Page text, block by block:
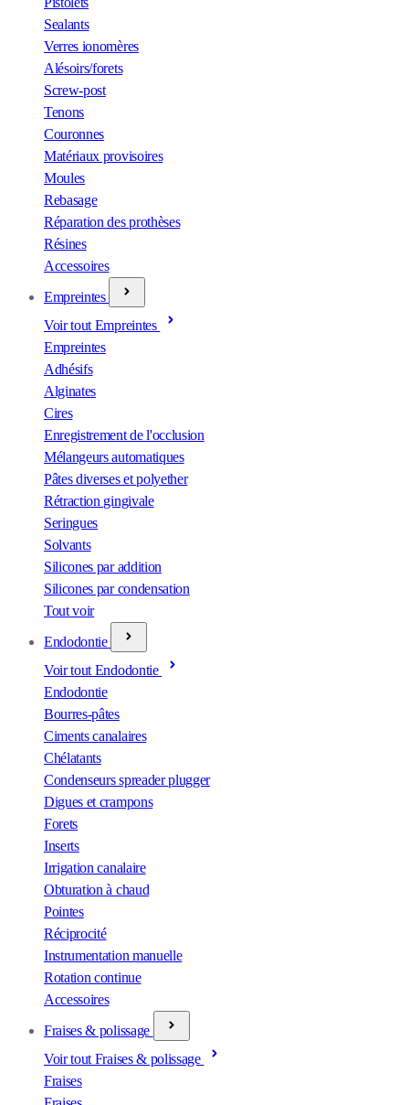
Sealants
Verres ionomères
Alésoirs/forets
Screw-post
Tenons
Couronnes
Matériaux provisoires
Moules
Rebasage
Réparation des prothèses
Résines
Accessoires
Empreintes
Voir tout Empreintes
Empreintes
Adhésifs
Alginates
Cires
Enregistrement de l'occlusion
Mélangeurs automatiques
Pâtes diverses et polyether
Rétraction gingivale
Seringues
Solvants
Silicones par addition
Silicones par condensation
Tout voir
Endodontie
Voir tout Endodontie
Endodontie
Bourres-pâtes
Ciments canalaires
Chélatants
Condenseurs spreader plugger
Digues et crampons
Forets
Inserts
Irrigation canalaire
Obturation à chaud
Pointes
Réciprocité
Instrumentation manuelle
Rotation continue
Accessoires
Fraises & polissage
Voir tout Fraises & polissage
Fraises